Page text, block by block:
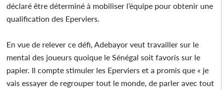
déclaré être déterminé à mobiliser l’équipe pour obtenir une
qualification des Eperviers.
En vue de relever ce défi, Adebayor veut travailler sur le
mental des joueurs quoique le Sénégal soit favoris sur le
papier. Il compte stimuler les Eperviers et a promis que « je
vais essayer de regrouper tout le monde, de parler avec tout